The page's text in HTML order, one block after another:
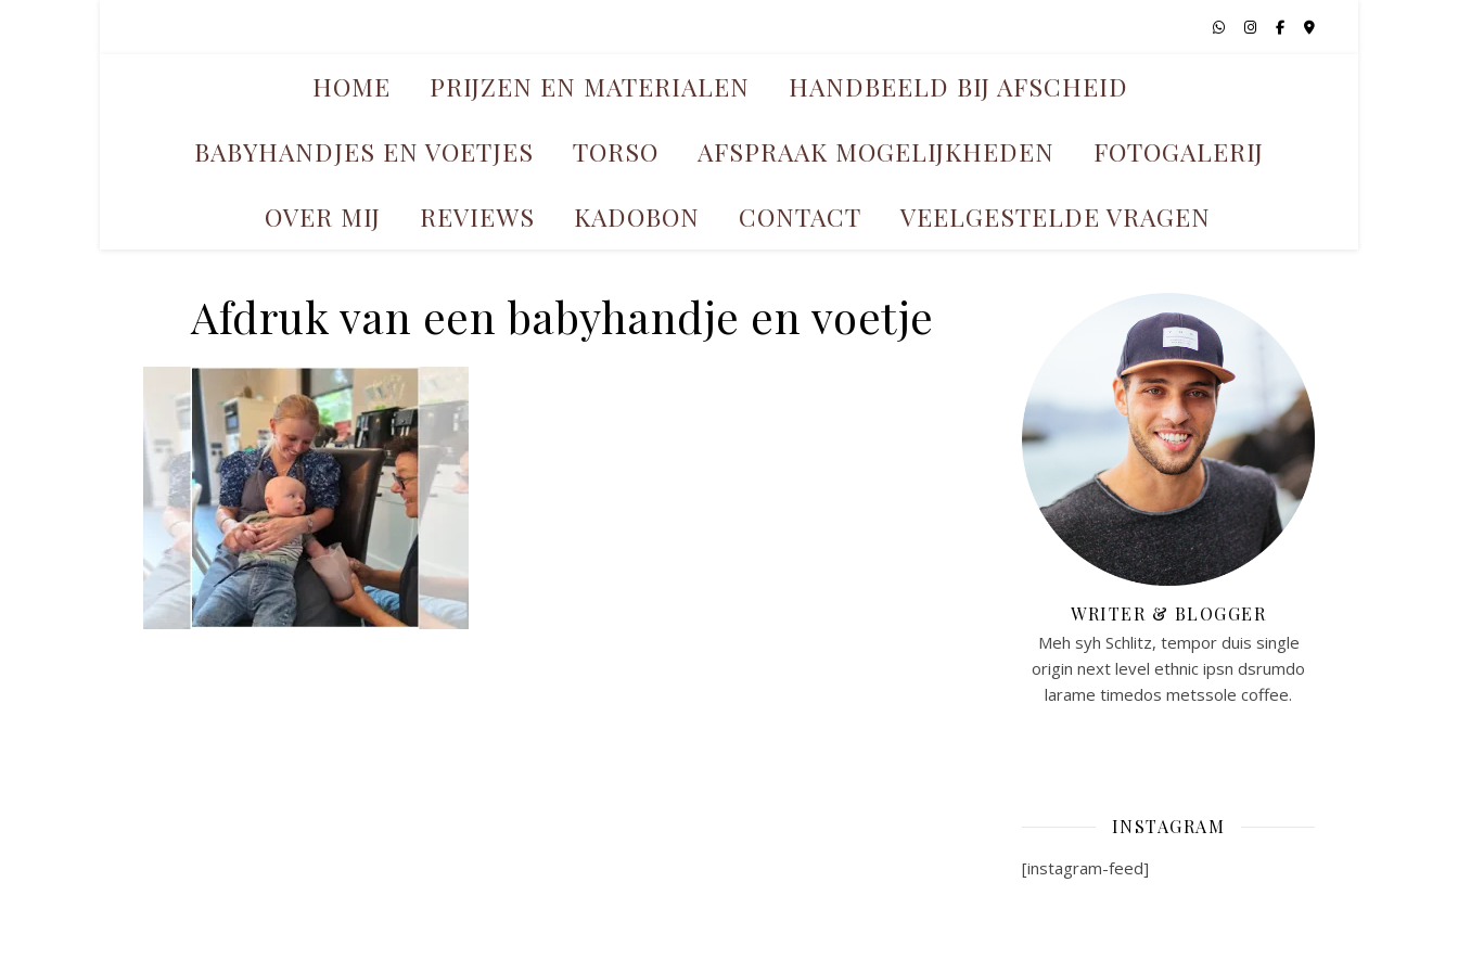
HOME PRIJZEN EN MATERIALEN
HANDBEELD BIJ AFSCHEID
BABYHANDJES EN VOETJES
TORSO AFSPRAAK MOGELIJKHEDEN
FOTOGALERIJ
OVER MIJ
REVIEWS KADOBON CONTACT VEELGESTELDE VRAGEN
Afdruk van een babyhandje en voetje
WRITER & BLOGGER
Meh syh Schlitz, tempor duis single
origin next level ethnic ipsn dsrumdo
larame timedos metssole coffee.
INSTAGRAM
[instagram-feed]